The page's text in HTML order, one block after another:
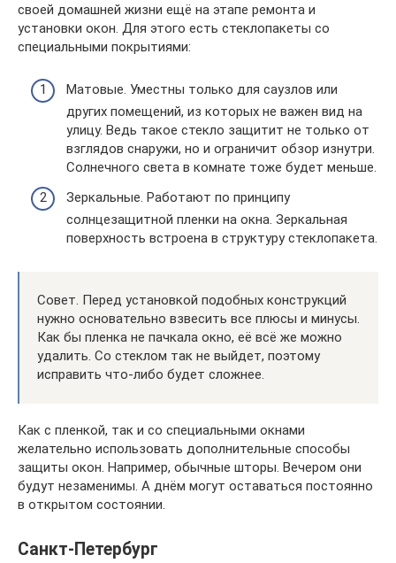
своей домашней жизни ещё на этапе ремонта и
установки окон. Для этого есть стеклопакеты со
специальными покрытиями:
Матовые. Уместны только для саузлов или
других помещений, из которых не важен вид на
улицу. Ведь такое стекло защитит не только от
взглядов снаружи, но и ограничит обзор изнутри.
Солнечного света в комнате тоже будет меньше.
Зеркальные. Работают по принципу
солнцезащитной пленки на окна. Зеркальная
поверхность встроена в структуру стеклопакета.
Совет. Перед установкой подобных конструкций
нужно основательно взвесить все плюсы и минусы.
Как бы пленка не пачкала окно, её всё же можно
удалить. Со стеклом так не выйдет, поэтому
исправить что-либо будет сложнее.
Как с пленкой, так и со специальными окнами
желательно использовать дополнительные способы
защиты окон. Например, обычные шторы. Вечером они
будут незаменимы. А днём могут оставаться постоянно
в открытом состоянии.
Санкт-Петербург